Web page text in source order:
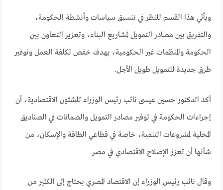
ويأتي هذا القسم للنظر في تنسيق سياسات وأنشطة الحكومة،
والتفريق بين مصادر التمويل لمشاريع البناء، وتعزيز التعاون بين
الحكومة والمنظمات غير الحكومية، بهدف خفض تكلفة العمل وتوفير
طرق جديدة للتمويل طويل الأجل.
أكد الدكتور حسين عيسى نائب رئيس الوزراء للشئون الاقتصادية، أن
إجراءات الحكومة في توفير مصادر التمويل والضمانات في الصناديق
المحلية لمشروعات التنمية، خاصة في قطاعي الطاقة والإسكان، من
شأنها أن تعزز الإصلاح الاقتصادي في مصر.
وقال نائب رئيس الوزراء إن الاقتصاد المصري يحتاج إلى الكثير من